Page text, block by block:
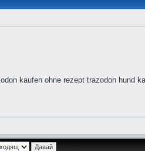
kaufen ohne rezept trazodon hund